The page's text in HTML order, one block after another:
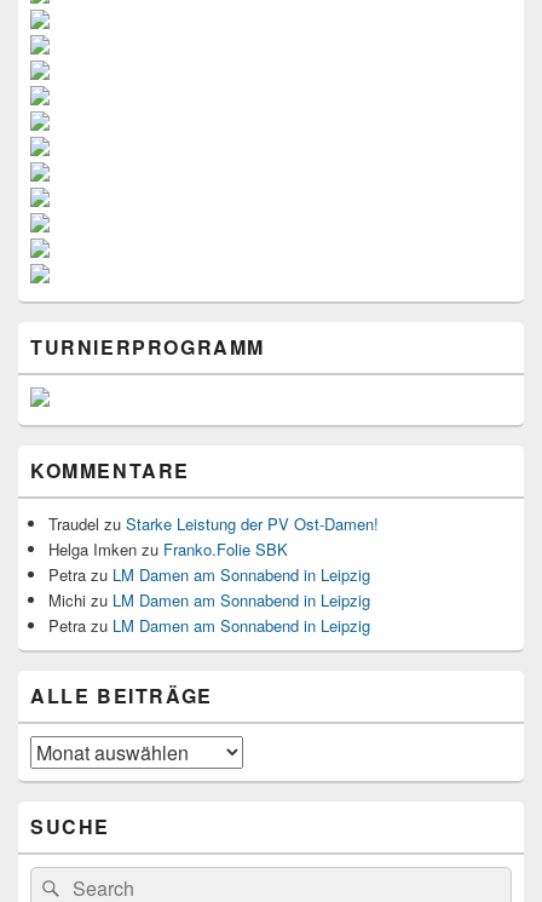
TURNIERPROGRAMM
KOMMENTARE
Traudel zu Starke Leistung der PV Ost-Damen!
Helga Imken zu Franko.Folie SBK
Petra zu LM Damen am Sonnabend in Leipzig
Michi zu LM Damen am Sonnabend in Leipzig
Petra zu LM Damen am Sonnabend in Leipzig
ALLE BEITRÄGE
ALLE
BEITRÄGE
SUCHE
SuchenSuchen